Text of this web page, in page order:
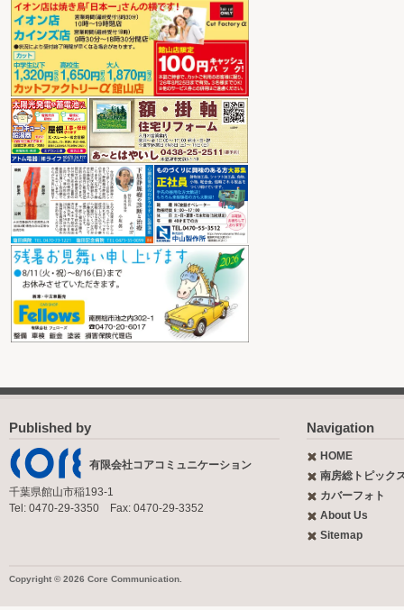
Published by
有限会社コアコミュニケーション
千葉県館山市稲193-1
Tel: 0470-29-3350 Fax: 0470-29-3352
Navigation
HOME
南房総トピック
カバーフォト
About Us
Sitemap
Copyright © 2026 Core Communication.